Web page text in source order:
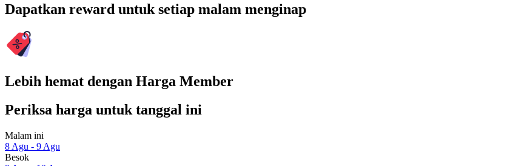
Dapatkan reward untuk setiap malam menginap
Lebih hemat dengan Harga Member
Periksa harga untuk tanggal ini
Malam ini
8 Agu - 9 Agu
Besok